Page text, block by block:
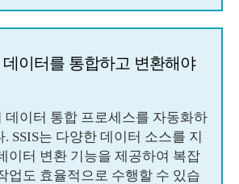
이터를 통합하고 변환해야
데이터 통합 프로세스를 자동화하
SSIS는 다양한 데이터 소스를 지
이터 변환 기능을 제공하여 복잡
업도 효율적으로 수행할 수 있습